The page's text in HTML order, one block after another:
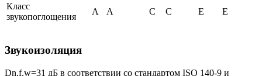
Класс
звукопоглощения
A А C C E E
Звукоизоляция
Dn,f,w=31 дБ в соответствии со стандартом ISO 140-9 и